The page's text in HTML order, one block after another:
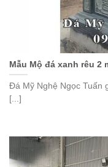
Mẫu Mộ đá xanh rêu 2
Đá Mỹ Nghệ Ngọc Tuấn
[...]